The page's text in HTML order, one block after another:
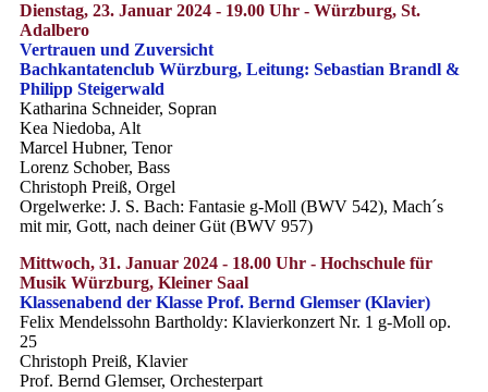
Dienstag, 23. Januar 2024 - 19.00 Uhr - Würzburg, St.
Adalbero
Vertrauen und Zuversicht
Bachkantatenclub Würzburg, Leitung: Sebastian Brandl &
Philipp Steigerwald
Katharina Schneider, Sopran
Kea Niedoba, Alt
Marcel Hubner, Tenor
Lorenz Schober, Bass
Christoph Preiß, Orgel
Orgelwerke: J. S. Bach: Fantasie g-Moll (BWV 542), Mach´s
mit mir, Gott, nach deiner Güt (BWV 957)
Mittwoch, 31. Januar 2024 - 18.00 Uhr - Hochschule für
Musik Würzburg, Kleiner Saal
Klassenabend der Klasse Prof. Bernd Glemser (Klavier)
Felix Mendelssohn Bartholdy: Klavierkonzert Nr. 1 g-Moll op.
25
Christoph Preiß, Klavier
Prof. Bernd Glemser, Orchesterpart